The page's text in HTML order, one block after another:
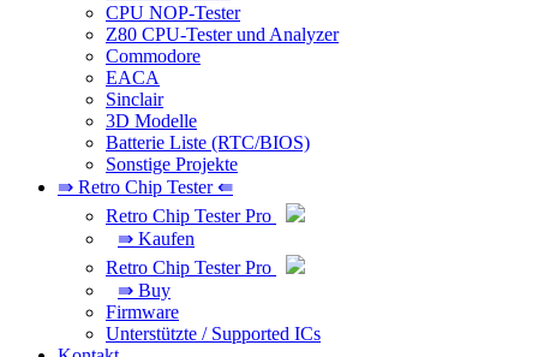
CPU NOP-Tester
Z80 CPU-Tester und Analyzer
Commodore
EACA
Sinclair
3D Modelle
Batterie Liste (RTC/BIOS)
Sonstige Projekte
⇛ Retro Chip Tester ⇚
Retro Chip Tester Pro
⇛ Kaufen
Retro Chip Tester Pro
⇛ Buy
Firmware
Unterstützte / Supported ICs